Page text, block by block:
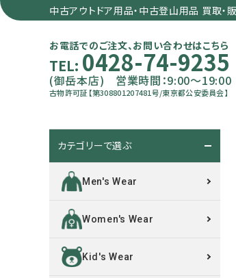
中古アウトドア用品・中古登山用品 買取
お電話でのご注文、お問い合わせはこちら
TEL: 0428-74-9235
(御岳本店) 営業時間：9:00～19:00
古物許可証【第308801207481号/東京都公安委員会】
カテゴリーで選ぶ
Men's Wear
Women's Wear
Kid's Wear